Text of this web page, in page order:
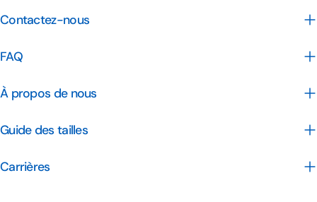
Contactez-nous
FAQ
À propos de nous
Guide des tailles
Carrières